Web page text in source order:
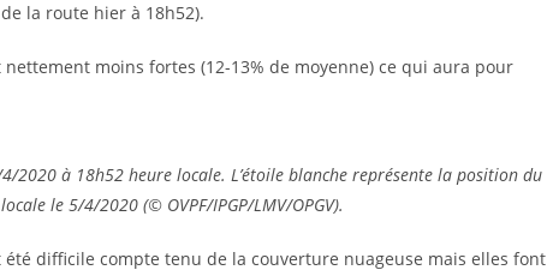
la route hier à 18h52).
moins fortes (12-13% de moyenne) ce qui aura pour
2020 à 18h52 heure locale. L’étoile blanche représente la position du
le 5/4/2020 (© OVPF/IPGP/LMV/OPGV).
difficile compte tenu de la couverture nuageuse mais elles font